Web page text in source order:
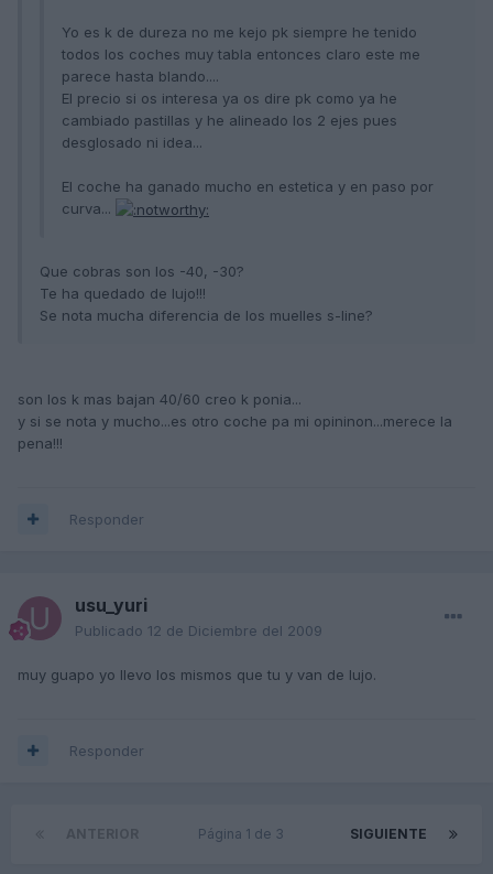
Yo es k de dureza no me kejo pk siempre he tenido
todos los coches muy tabla entonces claro este me
parece hasta blando....
El precio si os interesa ya os dire pk como ya he
cambiado pastillas y he alineado los 2 ejes pues
desglosado ni idea...
El coche ha ganado mucho en estetica y en paso por
curva...
Que cobras son los -40, -30?
Te ha quedado de lujo!!!
Se nota mucha diferencia de los muelles s-line?
son los k mas bajan 40/60 creo k ponia...
y si se nota y mucho...es otro coche pa mi opininon...merece la
pena!!!
Responder
usu_yuri
Publicado 12 de Diciembre del 2009
muy guapo yo llevo los mismos que tu y van de lujo.
Responder
SIGUIENTE
Página 1 de 3